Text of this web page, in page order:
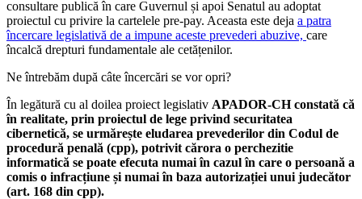
consultare publică în care Guvernul și apoi Senatul au adoptat
proiectul cu privire la cartelele pre-pay. Aceasta este deja a patra
încercare legislativă de a impune aceste prevederi abuzive, care
încalcă drepturi fundamentale ale cetățenilor.
Ne întrebăm după câte încercări se vor opri?
În legătură cu al doilea proiect legislativ APADOR-CH constată că
în realitate, prin proiectul de lege privind securitatea
cibernetică, se urmărește eludarea prevederilor din Codul de
procedură penală (cpp), potrivit cărora o perchezitie
informatică se poate efecuta numai în cazul în care o persoană a
comis o infracțiune și numai în baza autorizației unui judecător
(art. 168 din cpp).